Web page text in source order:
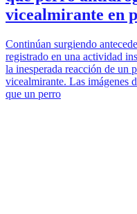
vicealmirante en
Continúan surgiendo
registrado en una actividad
la inesperada reacción de un
vicealmirante. Las imágenes
que un perro